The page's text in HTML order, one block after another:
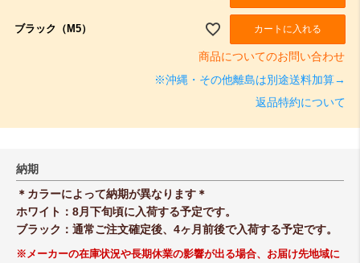
ブラック（M5） カートに入れる
商品についてのお問い合わせ
※沖縄・その他離島は別途送料加算→
返品特約について
納期
＊カラーによって納期が異なります＊
ホワイト：8月下旬頃に入荷する予定です。
ブラック：通常ご注文確定後、4ヶ月前後で入荷する予定です。
※メーカーの在庫状況や長期休業の影響が出る場合、お届け先地域に